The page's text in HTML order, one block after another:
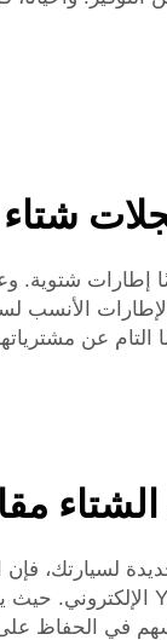
مقاس 17
إطارات شتوية.
عن
على الطرق
لسيارتك،